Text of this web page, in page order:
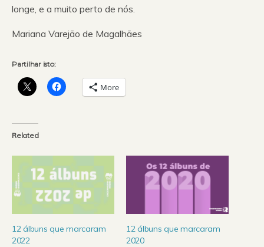
longe, e a muito perto de nós.
Mariana Varejão de Magalhães
Partilhar isto:
More
Related
12 álbuns que marcaram
2022
12 álbuns que marcaram
2020